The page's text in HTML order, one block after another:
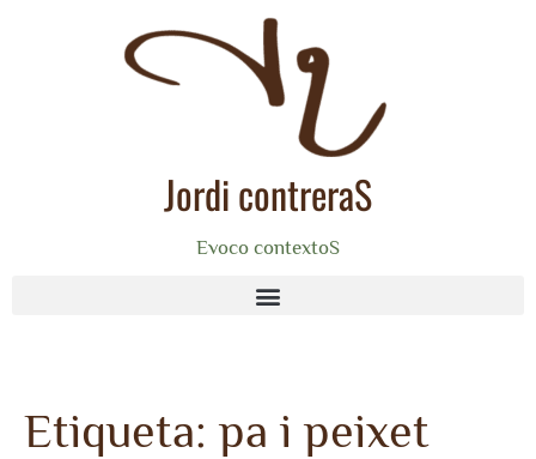
Jordi contreraS
Evoco contextoS
Etiqueta:pa i peixet